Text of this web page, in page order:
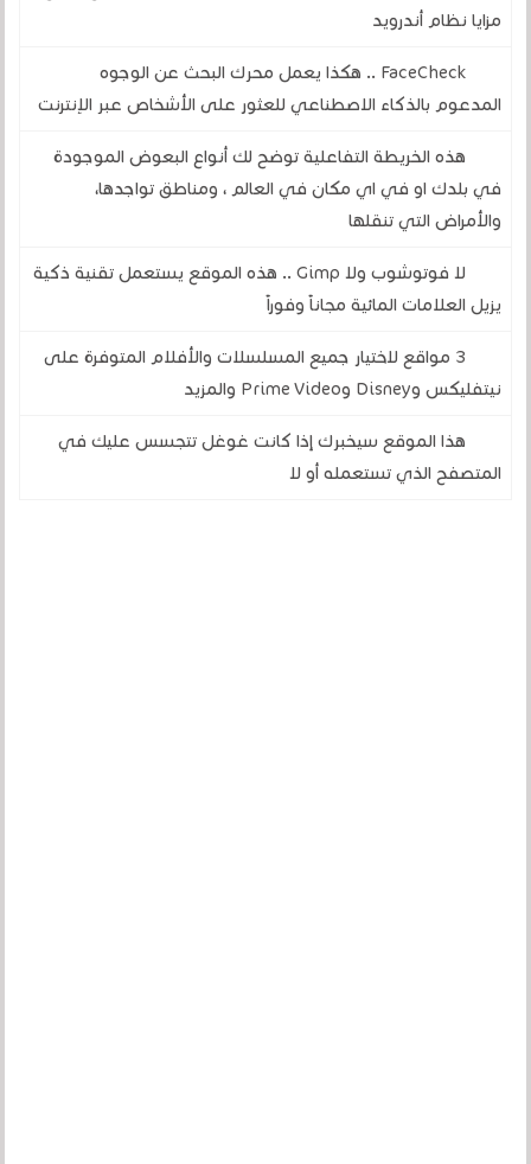
مزايا نظام أندرويد
FaceCheck .. هكذا يعمل محرك البحث عن الوجوه
المدعوم بالذكاء الاصطناعي للعثور على الأشخاص عبر الإنترنت
هذه الخريطة التفاعلية توضح لك أنواع البعوض الموجودة
في بلدك او في اي مكان في العالم ، ومناطق تواجدها،
والأمراض التي تنقلها
لا فوتوشوب ولا Gimp .. هذه الموقع يستعمل تقنية ذكية
يزيل العلامات المائية مجاناً وفوراً
3 مواقع لاختيار جميع المسلسلات والأفلام المتوفرة على
نيتفليكس وDisney وPrime Video والمزيد
هذا الموقع سيخبرك إذا كانت غوغل تتجسس عليك في
المتصفح الذي تستعمله أو لا